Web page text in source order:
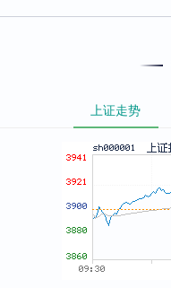
上证走势